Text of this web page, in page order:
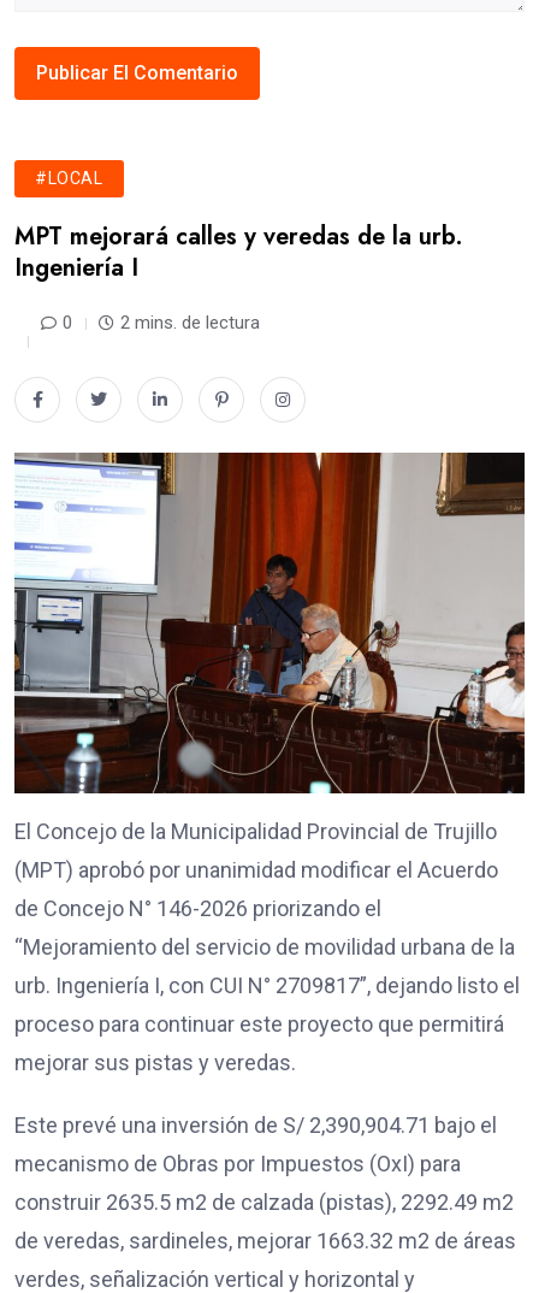
#LOCAL
MPT mejorará calles y veredas de la urb.
Ingeniería I
0 2 mins. de lectura
El Concejo de la Municipalidad Provincial de Trujillo
(MPT) aprobó por unanimidad modificar el Acuerdo
de Concejo N° 146-2026 priorizando el
“Mejoramiento del servicio de movilidad urbana de la
urb. Ingeniería I, con CUI N° 2709817”, dejando listo el
proceso para continuar este proyecto que permitirá
mejorar sus pistas y veredas.
Este prevé una inversión de S/ 2,390,904.71 bajo el
mecanismo de Obras por Impuestos (OxI) para
construir 2635.5 m2 de calzada (pistas), 2292.49 m2
de veredas, sardineles, mejorar 1663.32 m2 de áreas
verdes, señalización vertical y horizontal y